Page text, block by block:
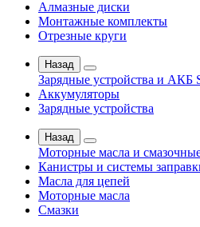
Алмазные диски
Монтажные комплекты
Отрезные круги
Назад
Зарядные устройства и АКБ
Аккумуляторы
Зарядные устройства
Назад
Моторные масла и
Канистры и системы
Масла для цепей
Моторные масла
Смазки